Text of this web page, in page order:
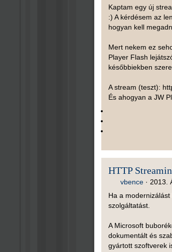
Kaptam egy új
:) A kérdésem az
hogyan kell
Mert nekem ez
Player Flash
későbbiekben
A stream (teszt):
És ahogyan a JW
HTTP
vbence· 2013.
Ha a
szolgáltatást.
A Microsoft
dokumentált és
gyártott szoftverek